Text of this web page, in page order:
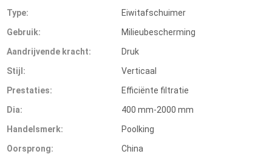
Type:
Eiwitafschuimer
Gebruik:
Milieubescherming
Aandrijvende kracht:
Druk
Stijl:
Verticaal
Prestaties:
Efficiënte filtratie
Dia:
400 mm-2000 mm
Handelsmerk:
Poolking
Oorsprong:
China